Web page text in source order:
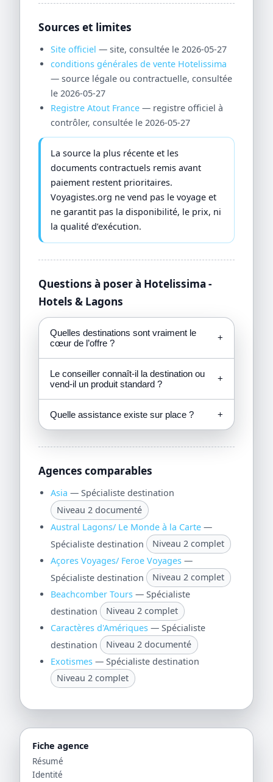
Sources et limites
Site officiel — site, consultée le 2026-05-27
conditions générales de vente Hotelissima
— source légale ou contractuelle, consultée
le 2026-05-27
Registre Atout France— registre officiel à
contrôler, consultée le 2026-05-27
La source la plus récente et les
documents contractuels remis avant
paiement restent prioritaires.
Voyagistes.org ne vend pas le voyage et
ne garantit pas la disponibilité, le prix, ni
la qualité d’exécution.
Questions à poser à Hotelissima -
Hotels & Lagons
Quelles destinations sont vraiment le
cœur de l’offre ?
+
Le conseiller connaît-il la destination ou
vend-il un produit standard ?
+
Quelle assistance existe sur place ? +
Agences comparables
Asia — Spécialiste destination
Niveau 2 documenté
Austral Lagons/ Le Monde à la Carte—
Spécialiste destination
Niveau 2 complet
Açores Voyages/ Feroe Voyages—
Spécialiste destination
Niveau 2 complet
Beachcomber Tours— Spécialiste
destination
Niveau 2 complet
Caractères d'Amériques— Spécialiste
destination
Niveau 2 documenté
Exotismes— Spécialiste destination
Niveau 2 complet
Fiche agence
Résumé
Identité